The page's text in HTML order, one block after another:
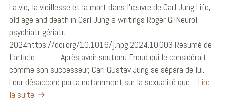
La vie, la vieillesse et la mort dans l’œuvre de Carl Jung Life,
old age and death in Carl Jung’s writings Roger GilNeurol
psychiatr gériatr,
2024https://doi.org/10.1016/j.npg.2024.10.003 Résumé de
l’article Après avoir soutenu Freud qui le considérait
comme son successeur, Carl Gustav Jung se sépara de lui.
Leur désaccord porta notamment sur la sexualité que… Lire
la suite